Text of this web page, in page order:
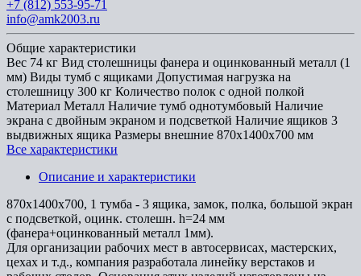
+7 (812) 553-95-71
info@amk2003.ru
Общие характеристики
Вес 74 кг Вид столешницы фанера и оцинкованный металл (1
мм) Виды тумб с ящиками Допустимая нагрузка на
столешницу 300 кг Количество полок с одной полкой
Материал Металл Наличие тумб однотумбовый Наличие
экрана с двойным экраном и подсветкой Наличие ящиков 3
выдвижных ящика Размеры внешние 870x1400x700 мм
Все характеристики
Описание и характеристики
870х1400х700, 1 тумба - 3 ящика, замок, полка, большой экран
с подсветкой, оцинк. столешн. h=24 мм
(фанера+оцинкованный металл 1мм).
Для организации рабочих мест в автосервисах, мастерских,
цехах и т.д., компания разработала линейку верстаков и